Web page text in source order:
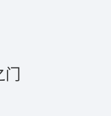
能香氛管家！用户可